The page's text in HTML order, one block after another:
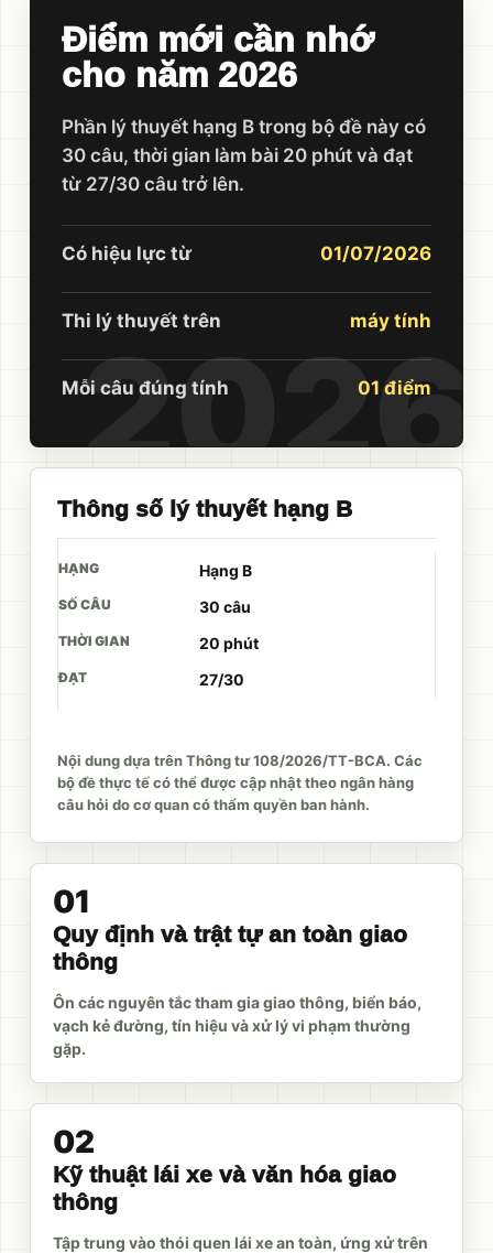
Điểm mới cần nhớ
cho năm 2026
Phần lý thuyết hạng B trong bộ đề này có
30 câu, thời gian làm bài 20 phút và đạt
từ 27/30 câu trở lên.
Có hiệu lực từ 01/07/2026
Thi lý thuyết trên máy tính
Mỗi câu đúng tính 01 điểm
Thông số lý thuyết hạng B
Hạng B
30 câu
20 phút
27/30
Nội dung dựa trên Thông tư 108/2026/TT-BCA. Các
bộ đề thực tế có thể được cập nhật theo ngân hàng
câu hỏi do cơ quan có thẩm quyền ban hành.
01
Quy định và trật tự an toàn giao
thông
Ôn các nguyên tắc tham gia giao thông, biển báo,
vạch kẻ đường, tín hiệu và xử lý vi phạm thường
gặp.
02
Kỹ thuật lái xe và văn hóa giao
thông
Tập trung vào thói quen lái xe an toàn, ứng xử trên